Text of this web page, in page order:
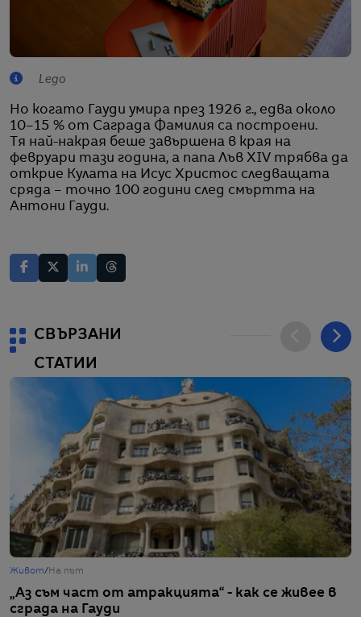
Lego
Но когато Гауди умира през 1926 г., едва около
10–15 % от Саграда Фамилия са построени.
Тя най-накрая беше завършена в края на
февруари тази година, а папа Лъв XIV трябва да
открие Кулата на Исус Христос следващата
сряда – точно 100 години след смъртта на
Антони Гауди.
СВЪРЗАНИ
СТАТИИ
Живот/ На път
„Аз съм част от атракцията“ - как се живее в
сграда на Гауди